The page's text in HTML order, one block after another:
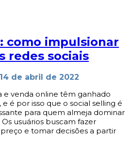
como impulsionar
redes sociais
14 de abril de 2022
e venda online têm ganhado
e é por isso que o social selling é
para quem almeja dominar
usuários buscam fazer
e tomar decisões a partir